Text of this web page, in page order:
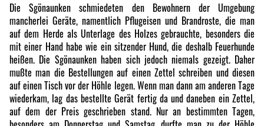
Die Sgönaunken schmiedeten den Bewohnern der Umgebung
mancherlei Geräte, namentlich Pflugeisen und Brandroste, die man
auf dem Herde als Unterlage des Holzes gebrauchte, besonders die
mit einer Hand habe wie ein sitzender Hund, die deshalb Feuerhunde
heißen. Die Sgönaunken haben sich jedoch niemals gezeigt. Daher
mußte man die Bestellungen auf einen Zettel schreiben und diesen
auf einen Tisch vor der Höhle legen. Wenn man dann am anderen Tage
wiederkam, lag das bestellte Gerät fertig da und daneben ein Zettel,
auf dem der Preis geschrieben stand. Nur an bestimmten Tagen,